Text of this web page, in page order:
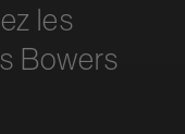
les
Bowers